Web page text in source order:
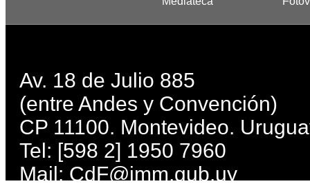
Av. 18 de Julio 885
(entre Andes y Convención)
CP 11100. Montevideo.
Tel: [598 2] 1950 7960
Mail: CdF@imm.gub.uy